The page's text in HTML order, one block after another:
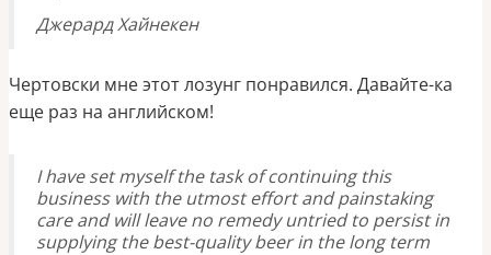
Джерард Хайнекен
Чертовски мне этот лозунг понравился. Давайте-ка
еще раз на английском!
I have set myself the task of continuing this
business with the utmost effort and painstaking
care and will leave no remedy untried to persist in
supplying the best-quality beer in the long term